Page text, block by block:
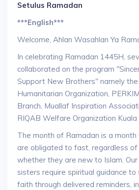
Setulus Ramadan
***English***
Welcome, Ahlan Wasahlan Ya
In celebrating Ramadan 1445H,
collaborated on the program
Support New Brothers" namely the
Humanitarian Organization,
Branch, Muallaf Inspiration
RIQAB Welfare Organization Kuala
The month of Ramadan is a month
are obligated to fast, regardless
whether they are new to Islam.
sisters require spiritual guidance
faith through delivered reminders,